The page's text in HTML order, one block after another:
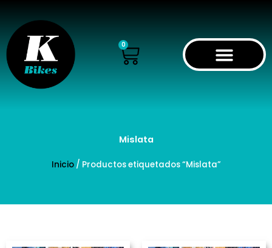
contenido
0
Cart
Mislata
Inicio/ Productos etiquetados “Mislata”